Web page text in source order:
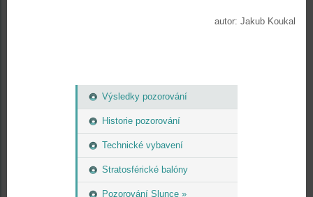
Výsledky pozorování
Historie pozorování
Technické vybavení
Stratosférické balóny
Pozorování Slunce »
autor: Jakub Koukal